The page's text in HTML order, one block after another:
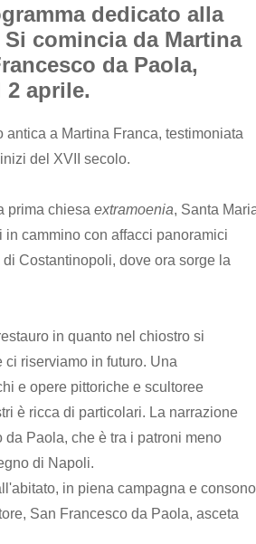
dedicato alla
comincia da Martina
da Paola,
aprile.
a Martina Franca, testimoniata
del XVII secolo.
prima chiesa extramoenia, Santa
cammino con affacci panoramici
Costantinopoli, dove ora sorge la
in quanto nel chiostro si
riserviamo in futuro. Una
e opere pittoriche e scultoree
è ricca di particolari. La narrazione
Paola, che è tra i patroni meno
di Napoli.
in piena campagna e consono
San Francesco da Paola, asceta